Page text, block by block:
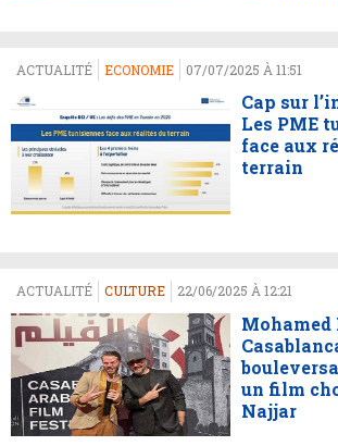
ACTUALITÉ ECONOMIE 07/07/2025 À 11:51
Cap sur
Les PME
face aux
terrain
ACTUALITÉ CULTURE 22/06/2025 À 12:21
Mohamed
un film
Najjar